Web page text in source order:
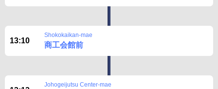
13:10
Shokokaikan-mae
商工会館前
Johogeijutsu Center-mae